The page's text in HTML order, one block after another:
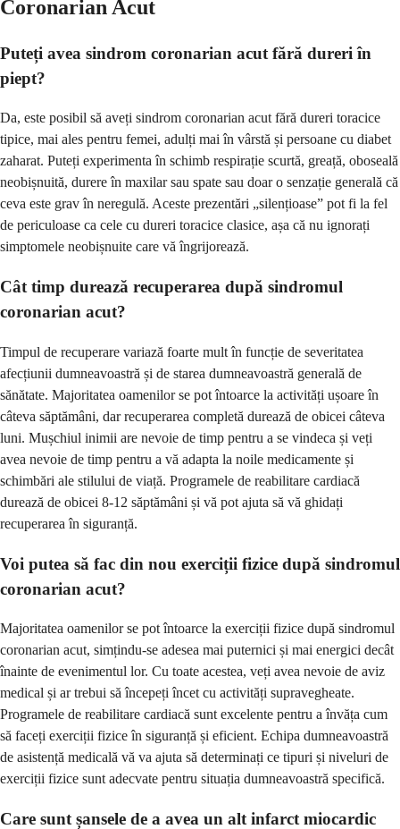
Coronarian Acut
Puteți avea sindrom coronarian acut fără dureri în
piept?
Da, este posibil să aveți sindrom coronarian acut fără dureri toracice
tipice, mai ales pentru femei, adulți mai în vârstă și persoane cu diabet
zaharat. Puteți experimenta în schimb respirație scurtă, greață, oboseală
neobișnuită, durere în maxilar sau spate sau doar o senzație generală că
ceva este grav în neregulă. Aceste prezentări „silențioase” pot fi la fel
de periculoase ca cele cu dureri toracice clasice, așa că nu ignorați
simptomele neobișnuite care vă îngrijorează.
Cât timp durează recuperarea după sindromul
coronarian acut?
Timpul de recuperare variază foarte mult în funcție de severitatea
afecțiunii dumneavoastră și de starea dumneavoastră generală de
sănătate. Majoritatea oamenilor se pot întoarce la activități ușoare în
câteva săptămâni, dar recuperarea completă durează de obicei câteva
luni. Mușchiul inimii are nevoie de timp pentru a se vindeca și veți
avea nevoie de timp pentru a vă adapta la noile medicamente și
schimbări ale stilului de viață. Programele de reabilitare cardiacă
durează de obicei 8-12 săptămâni și vă pot ajuta să vă ghidați
recuperarea în siguranță.
Voi putea să fac din nou exerciții fizice după sindromul
coronarian acut?
Majoritatea oamenilor se pot întoarce la exerciții fizice după sindromul
coronarian acut, simțindu-se adesea mai puternici și mai energici decât
înainte de evenimentul lor. Cu toate acestea, veți avea nevoie de aviz
medical și ar trebui să începeți încet cu activități supravegheate.
Programele de reabilitare cardiacă sunt excelente pentru a învăța cum
să faceți exerciții fizice în siguranță și eficient. Echipa dumneavoastră
de asistență medicală vă va ajuta să determinați ce tipuri și niveluri de
exerciții fizice sunt adecvate pentru situația dumneavoastră specifică.
Care sunt șansele de a avea un alt infarct miocardic